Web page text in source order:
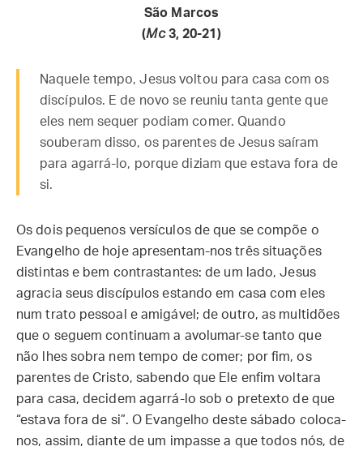
São Marcos
(Mc3, 20-21)
Naquele tempo, Jesus voltou para casa com os
discípulos. E de novo se reuniu tanta gente que
eles nem sequer podiam comer. Quando
souberam disso, os parentes de Jesus saíram
para agarrá-lo, porque diziam que estava fora de
si.
Os dois pequenos versículos de que se compõe o
Evangelho de hoje apresentam-nos três situações
distintas e bem contrastantes: de um lado, Jesus
agracia seus discípulos estando em casa com eles
num trato pessoal e amigável; de outro, as multidões
que o seguem continuam a avolumar-se tanto que
não lhes sobra nem tempo de comer; por fim, os
parentes de Cristo, sabendo que Ele enfim voltara
para casa, decidem agarrá-lo sob o pretexto de que
“estava fora de si”. O Evangelho deste sábado coloca-
nos, assim, diante de um impasse a que todos nós, de